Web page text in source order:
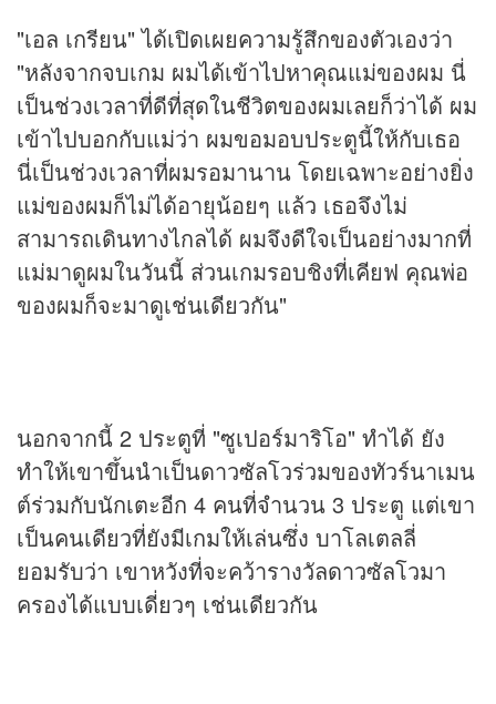
"เอล เกรียน" ได้เปิดเผยความรู้สึกของตัวเองว่า
"หลังจากจบเกม ผมได้เข้าไปหาคุณแม่ของผม นี่
เป็นช่วงเวลาที่ดีที่สุดในชีวิตของผมเลยก็ว่าได้ ผม
เข้าไปบอกกับแม่ว่า ผมขอมอบประตูนี้ให้กับเธอ
นี่เป็นช่วงเวลาที่ผมรอมานาน โดยเฉพาะอย่างยิ่ง
แม่ของผมก็ไม่ได้อายุน้อยๆ แล้ว เธอจึงไม่
สามารถเดินทางไกลได้ ผมจึงดีใจเป็นอย่างมากที่
แม่มาดูผมในวันนี้ ส่วนเกมรอบชิงที่เคียฟ คุณพ่อ
ของผมก็จะมาดูเช่นเดียวกัน"
นอกจากนี้ 2 ประตูที่ "ซูเปอร์มาริโอ" ทำได้ ยัง
ทำให้เขาขึ้นนำเป็นดาวซัลโวร่วมของทัวร์นาเมน
ต์ร่วมกับนักเตะอีก 4 คนที่จำนวน 3 ประตู แต่เขา
เป็นคนเดียวที่ยังมีเกมให้เล่นซึ่ง บาโลเตลลี่
ยอมรับว่า เขาหวังที่จะคว้ารางวัลดาวซัลโวมา
ครองได้แบบเดี่ยวๆ เช่นเดียวกัน